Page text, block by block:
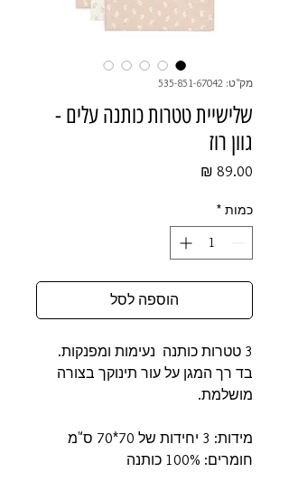
מק"ט: 535-851-67042
שלישיית טטרות כותנה עלים -
גוון רוז
כמות *
הוספה לסל
3 טטרות כותנה נעימות ומפנקות.
בד רך המגן על עור תינוקך בצורה
מושלמת.
מידות: 3 יחידות של 70*70 ס"מ
חומרים: 100% כותנה